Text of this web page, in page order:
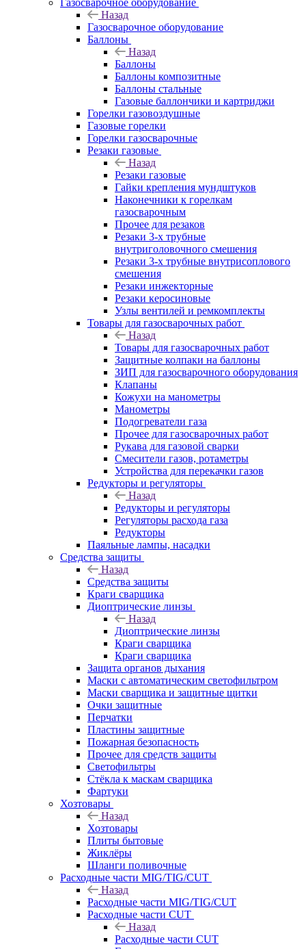
Газосварочное оборудование
Назад
Газосварочное оборудование
Баллоны
Назад
Баллоны
Баллоны композитные
Баллоны стальные
Газовые баллончики и картриджи
Горелки газовоздушные
Газовые горелки
Горелки газосварочные
Резаки газовые
Назад
Резаки газовые
Гайки крепления мундштуков
Наконечники к горелкам
газосварочным
Прочее для резаков
Резаки 3-х трубные
внутриголовочного смешения
Резаки 3-х трубные внутрисоплового
смешения
Резаки инжекторные
Резаки керосиновые
Узлы вентилей и ремкомплекты
Товары для газосварочных работ
Назад
Товары для газосварочных работ
Защитные колпаки на баллоны
ЗИП для газосварочного оборудования
Клапаны
Кожухи на манометры
Манометры
Подогреватели газа
Прочее для газосварочных работ
Рукава для газовой сварки
Смесители газов, ротаметры
Устройства для перекачки газов
Редукторы и регуляторы
Назад
Редукторы и регуляторы
Регуляторы расхода газа
Редукторы
Паяльные лампы, насадки
Средства защиты
Назад
Средства защиты
Краги сварщика
Диоптрические линзы
Назад
Диоптрические линзы
Краги сварщика
Краги сварщика
Защита органов дыхания
Маски с автоматическим светофильтром
Маски сварщика и защитные щитки
Очки защитные
Перчатки
Пластины защитные
Пожарная безопасность
Прочее для средств защиты
Светофильтры
Стёкла к маскам сварщика
Фартуки
Хозтовары
Назад
Хозтовары
Плиты бытовые
Жиклёры
Шланги поливочные
Расходные части MIG/TIG/CUT
Назад
Расходные части MIG/TIG/CUT
Расходные части CUT
Назад
Расходные части CUT